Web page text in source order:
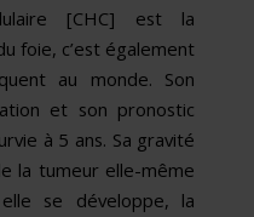
[CHC] est la
foie, c’est également
au monde. Son
et son pronostic
à 5 ans. Sa gravité
la tumeur elle-même
se développe, la